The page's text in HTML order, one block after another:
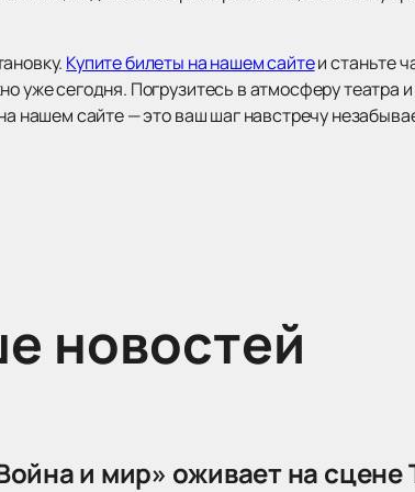
Купите билеты на нашем сайтеи станьте
уже сегодня. Погрузитесь в атмосферу театра
нашем сайте — это ваш шаг навстречу
новостей
и мир» оживает на сцене